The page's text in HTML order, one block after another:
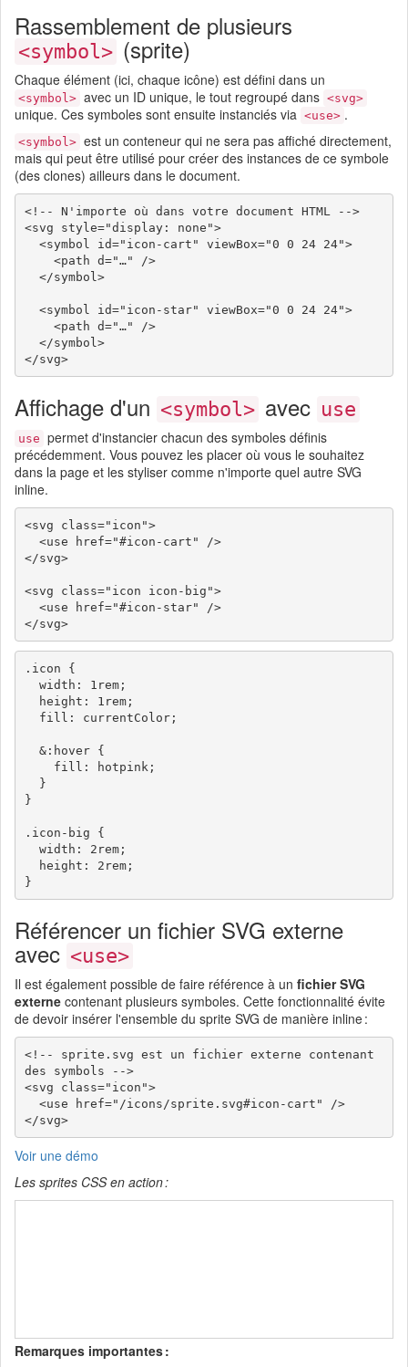
Rassemblement de plusieurs
<symbol> (sprite)
Chaque élément (ici, chaque icône) est défini dans un
<symbol> avec un ID unique, le tout regroupé dans <svg>
unique. Ces symboles sont ensuite instanciés via <use> .
<symbol> est un conteneur qui ne sera pas affiché directement,
mais qui peut être utilisé pour créer des instances de ce symbole
(des clones) ailleurs dans le document.
<!-- N'importe où dans votre document HTML -->
<svg style="display: none">
</svg>
Affichage d'un <symbol> avec use
use permet d'instancier chacun des symboles définis
précédemment. Vous pouvez les placer où vous le souhaitez
dans la page et les styliser comme n'importe quel autre SVG
inline.
<svg class="icon">
</svg>
<svg class="icon icon-big">
</svg>
.icon {
}
.icon-big {
Référencer un fichier SVG externe
avec <use>
Il est également possible de faire référence à un fichier SVG
externe contenant plusieurs symboles. Cette fonctionnalité évite
de devoir insérer l'ensemble du sprite SVG de manière inline :
<!-- sprite.svg est un fichier externe contenant
des symbols -->
<svg class="icon">
</svg>
Voir une démo
Les sprites CSS en action :
Remarques importantes :